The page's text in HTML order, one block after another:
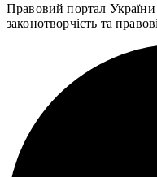
Правовий портал
законотворчість та